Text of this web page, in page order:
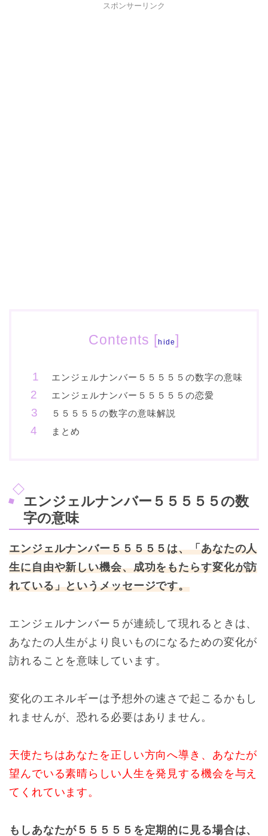
スポンサーリンク
Contents [hide]
エンジェルナンバー５５５５５の数字の意味
エンジェルナンバー５５５５５の恋愛
５５５５５の数字の意味解説
まとめ
エンジェルナンバー５５５５５の数
字の意味
エンジェルナンバー５５５５５は、「あなたの人
生に自由や新しい機会、成功をもたらす変化が訪
れている」というメッセージです。
エンジェルナンバー５が連続して現れるときは、
あなたの人生がより良いものになるための変化が
訪れることを意味しています。
変化のエネルギーは予想外の速さで起こるかもし
れませんが、恐れる必要はありません。
天使たちはあなたを正しい方向へ導き、あなたが
望んでいる素晴らしい人生を発見する機会を与え
てくれています。
もしあなたが５５５５５を定期的に見る場合は、